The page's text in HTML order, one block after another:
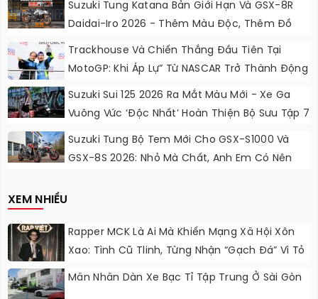
Suzuki Tung Katana Bản Giới Hạn Và GSX-8R
Daidai-Iro 2026 - Thêm Màu Độc, Thêm Đồ
Chơi, Thêm Cá Tính
Trackhouse Và Chiến Thắng Đầu Tiên Tại
MotoGP: Khi Áp Lự” Từ NASCAR Trở Thành Động
Lực Ngọt Ngào
Suzuki Sui 125 2026 Ra Mắt Màu Mới - Xe Ga
Vuông Vức ‘độc Nhất’ Hoàn Thiện Bộ Sưu Tập 7
Sắc Cầu Vồng
Suzuki Tung Bộ Tem Mới Cho GSX-S1000 Và
GSX-8S 2026: Nhỏ Mà Chất, Anh Em Có Nên
XEM NHIỀU
Rapper MCK Là Ai Mà Khiến Mạng Xã Hội Xôn
Xao: Tình Cũ Tlinh, Từng Nhận “gạch Đá” Vì Tỏ
Thái Độ Với Trường Giang
Mãn Nhãn Dàn Xe Bạc Tỉ Tập Trung Ở Sài Gòn